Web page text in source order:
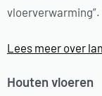
vloerverwarming”.
Lees meer over
Houten vloeren